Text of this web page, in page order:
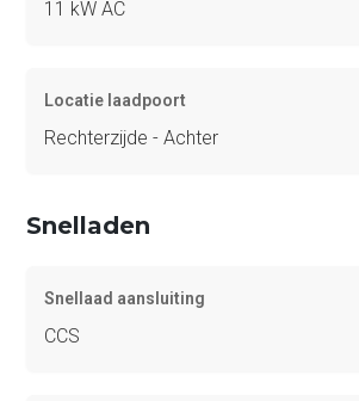
11 kW AC
Locatie laadpoort
Rechterzijde - Achter
Snelladen
Snellaad aansluiting
CCS